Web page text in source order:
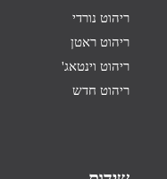
ריהוט נורדי
ריהוט ראטן
ריהוט וינטאג'
ריהוט חדש